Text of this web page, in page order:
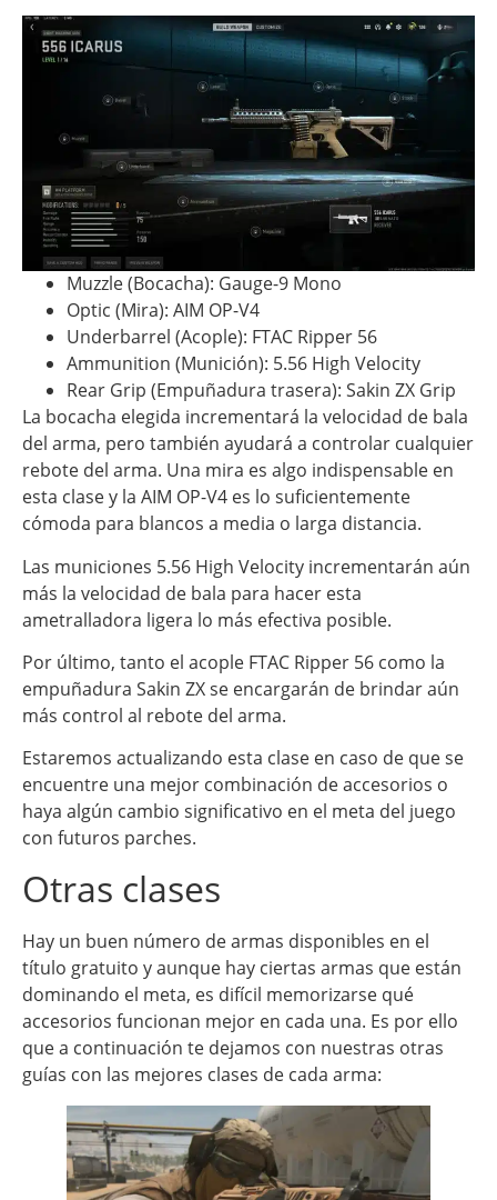
Muzzle (Bocacha): Gauge-9 Mono
Optic (Mira): AIM OP-V4
Underbarrel (Acople): FTAC Ripper 56
Ammunition (Munición): 5.56 High Velocity
Rear Grip (Empuñadura trasera): Sakin ZX Grip
La bocacha elegida incrementará la velocidad de bala
del arma, pero también ayudará a controlar cualquier
rebote del arma. Una mira es algo indispensable en
esta clase y la AIM OP-V4 es lo suficientemente
cómoda para blancos a media o larga distancia.
Las municiones 5.56 High Velocity incrementarán aún
más la velocidad de bala para hacer esta
ametralladora ligera lo más efectiva posible.
Por último, tanto el acople FTAC Ripper 56 como la
empuñadura Sakin ZX se encargarán de brindar aún
más control al rebote del arma.
Estaremos actualizando esta clase en caso de que se
encuentre una mejor combinación de accesorios o
haya algún cambio significativo en el meta del juego
con futuros parches.
Otras clases
Hay un buen número de armas disponibles en el
título gratuito y aunque hay ciertas armas que están
dominando el meta, es difícil memorizarse qué
accesorios funcionan mejor en cada una. Es por ello
que a continuación te dejamos con nuestras otras
guías con las mejores clases de cada arma: